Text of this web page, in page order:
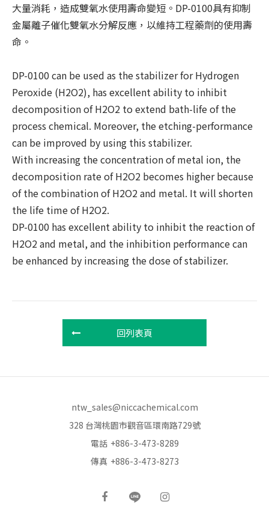
大量消耗，造成雙氧水使用壽命變短。DP-0100具有抑制
金屬離子催化雙氧水分解反應，以維持工程藥劑的使用壽
命。
DP-0100 can be used as the stabilizer for Hydrogen
Peroxide (H2O2), has excellent ability to inhibit
decomposition of H2O2 to extend bath-life of the
process chemical. Moreover, the etching-performance
can be improved by using this stabilizer.
With increasing the concentration of metal ion, the
decomposition rate of H2O2 becomes higher because
of the combination of H2O2 and metal. It will shorten
the life time of H2O2.
DP-0100 has excellent ability to inhibit the reaction of
H2O2 and metal, and the inhibition performance can
be enhanced by increasing the dose of stabilizer.
回列表頁
ntw_sales@niccachemical.com
328 台灣桃園市觀音區環南路729號
電話 +886-3-473-8289
傳真 +886-3-473-8273